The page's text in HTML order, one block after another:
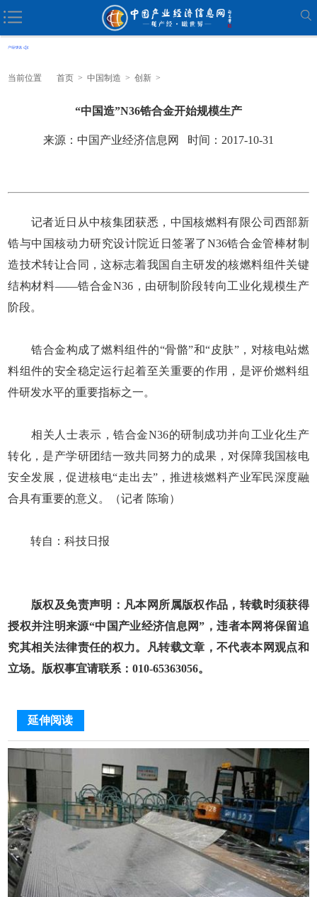
当前位置 首页 > 中国制造 > 创新 >
“中国造”N36锆合金开始规模生产
来源：中国产业经济信息网 时间：2017-10-31
记者近日从中核集团获悉，中国核燃料有限公司西部新
锆与中国核动力研究设计院近日签署了N36锆合金管棒材制
造技术转让合同，这标志着我国自主研发的核燃料组件关键
结构材料——锆合金N36，由研制阶段转向工业化规模生产
阶段。
锆合金构成了燃料组件的“骨骼”和“皮肤”，对核电站燃
料组件的安全稳定运行起着至关重要的作用，是评价燃料组
件研发水平的重要指标之一。
相关人士表示，锆合金N36的研制成功并向工业化生产
转化，是产学研团结一致共同努力的成果，对保障我国核电
安全发展，促进核电“走出去”，推进核燃料产业军民深度融
合具有重要的意义。（记者 陈瑜）
转自：科技日报
版权及免责声明：凡本网所属版权作品，转载时须获得
授权并注明来源“中国产业经济信息网”，违者本网将保留追
究其相关法律责任的权力。凡转载文章，不代表本网观点和
立场。版权事宜请联系：010-65363056。
延伸阅读